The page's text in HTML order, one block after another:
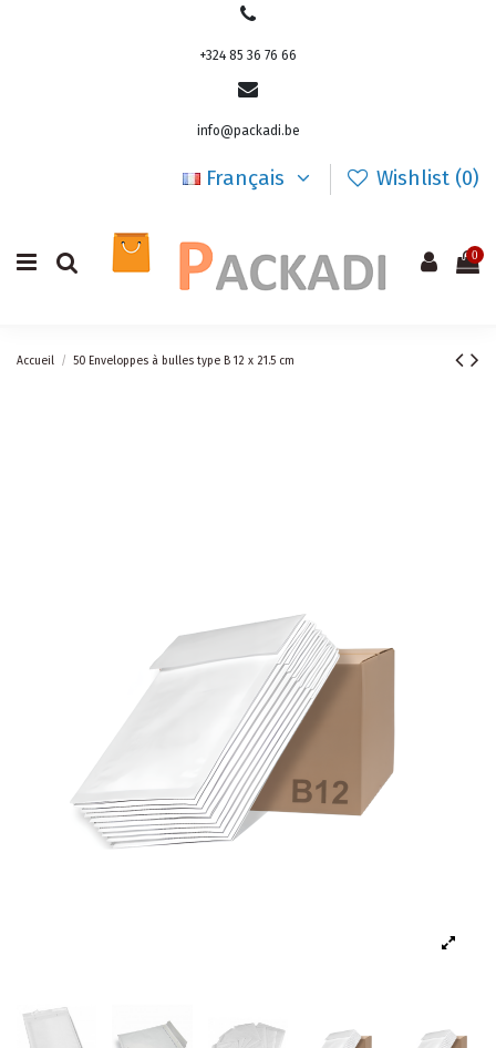
+324 85 36 76 66
info@packadi.be
Français Wishlist (0)
0
Accueil 50 Enveloppes à bulles type B 12 x 21.5 cm